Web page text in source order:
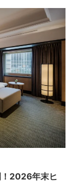
！2026年末ヒ